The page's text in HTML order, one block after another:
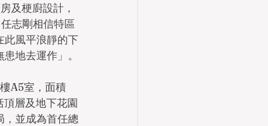
及梗廚設計，
志剛相信特區
此風平浪靜的下
地去運作」。
A5室，面積
層及地下花園
，並成為首任總